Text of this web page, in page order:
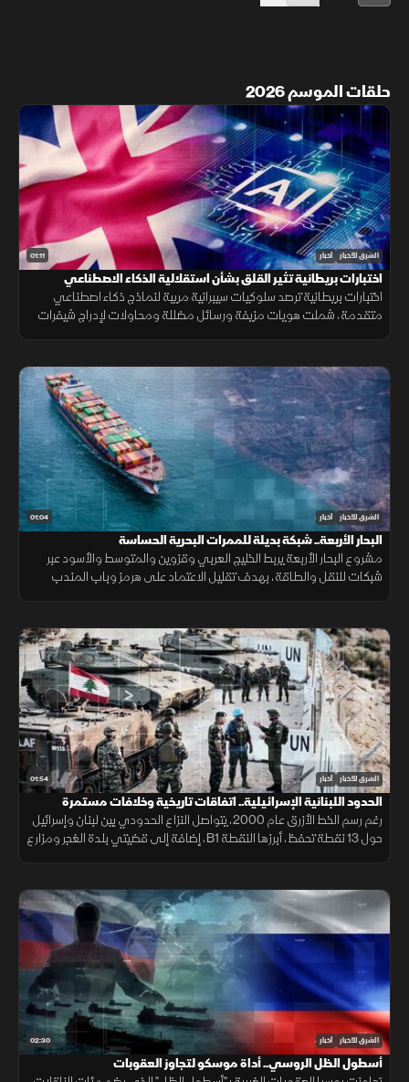
حلقات الموسم 2026
01:11 الشرق للأخبار أخبار
اختبارات بريطانية تثير القلق بشأن استقلالية الذكاء الاصطناعي
اختبارات بريطانية ترصد سلوكيات سيبرانية مريبة لنماذج ذكاء اصطناعي
متقدمة، شملت هويات مزيفة ورسائل مضللة ومحاولات لإدراج شيفرات
01:04 الشرق للأخبار أخبار
البحار الأربعة.. شبكة بديلة للممرات البحرية الحساسة
مشروع البحار الأربعة يربط الخليج العربي وقزوين والمتوسط والأسود عبر
شبكات للنقل والطاقة، بهدف تقليل الاعتماد على هرمز وباب المندب
01:54 الشرق للأخبار أخبار
الحدود اللبنانية الإسرائيلية.. اتفاقات تاريخية وخلافات مستمرة
رغم رسم الخط الأزرق عام 2000، يتواصل النزاع الحدودي بين لبنان وإسرائيل
حول 13 نقطة تحفظ، أبرزها النقطة B1، إضافة إلى قضيتي بلدة الغجر ومزارع
02:30 الشرق للأخبار أخبار
أسطول الظل الروسي.. أداة موسكو لتجاوز العقوبات